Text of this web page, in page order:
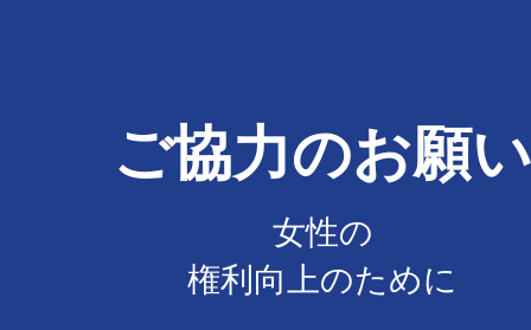
ご協力のお願
女性の
​権利向上のために